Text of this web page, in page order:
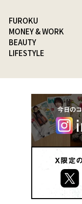
FUROKU
MONEY & WORK
BEAUTY
LIFESTYLE